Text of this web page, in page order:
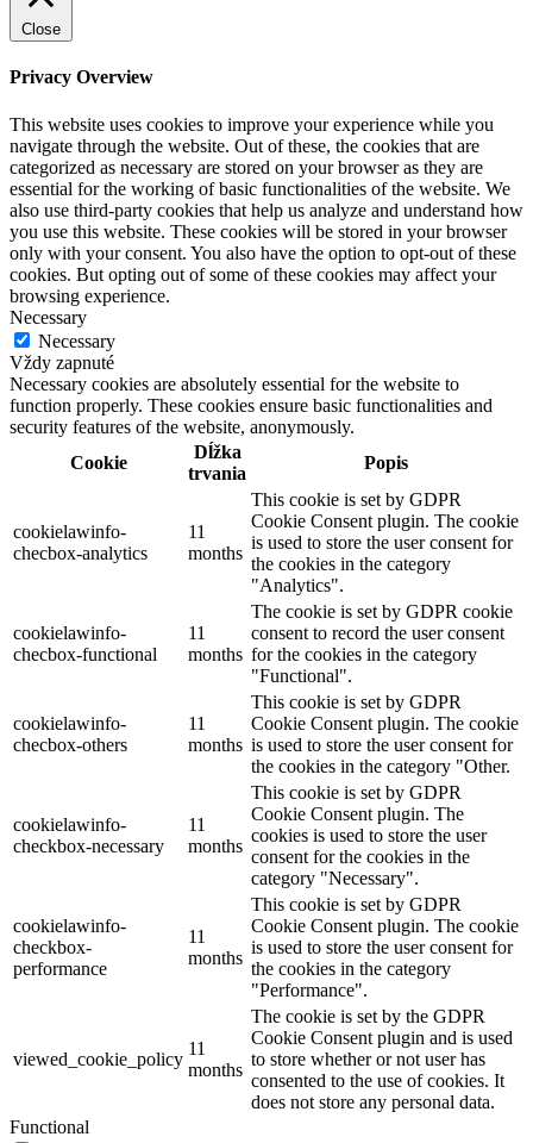
Close
Privacy Overview
This website uses cookies to improve your experience while you
navigate through the website. Out of these, the cookies that are
categorized as necessary are stored on your browser as they are
essential for the working of basic functionalities of the website. We
also use third-party cookies that help us analyze and understand how
you use this website. These cookies will be stored in your browser
only with your consent. You also have the option to opt-out of these
cookies. But opting out of some of these cookies may affect your
browsing experience.
Necessary
Necessary
Vždy zapnuté
Necessary cookies are absolutely essential for the website to
function properly. These cookies ensure basic functionalities and
security features of the website, anonymously.
Cookie
Dĺžka
trvania
Popis
cookielawinfo-
checbox-analytics
11
months
This cookie is set by GDPR
Cookie Consent plugin. The cookie
is used to store the user consent for
the cookies in the category
"Analytics".
cookielawinfo-
checbox-functional
11
months
The cookie is set by GDPR cookie
consent to record the user consent
for the cookies in the category
"Functional".
cookielawinfo-
checbox-others
11
months
This cookie is set by GDPR
Cookie Consent plugin. The cookie
is used to store the user consent for
the cookies in the category "Other.
cookielawinfo-
checkbox-necessary
11
months
This cookie is set by GDPR
Cookie Consent plugin. The
cookies is used to store the user
consent for the cookies in the
category "Necessary".
cookielawinfo-
checkbox-
performance
11
months
This cookie is set by GDPR
Cookie Consent plugin. The cookie
is used to store the user consent for
the cookies in the category
"Performance".
viewed_cookie_policy
11
months
The cookie is set by the GDPR
Cookie Consent plugin and is used
to store whether or not user has
consented to the use of cookies. It
does not store any personal data.
Functional